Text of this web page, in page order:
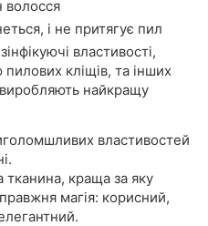
волосся
і не притягує пил
властивості,
кліщів, та інших
виробляють найкращу
властивостей
тканина, краща за яку
магія: корисний,